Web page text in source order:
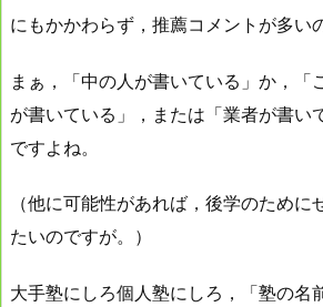
にもかかわらず，推薦コメントが多い
まぁ，「中の人が書いている」か，「
が書いている」，または「業者が書い
ですよね。
（他に可能性があれば，後学のために
たいのですが。）
大手塾にしろ個人塾にしろ，「塾の名